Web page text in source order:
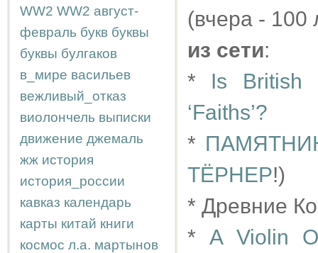
WW2 WW2 август-
февраль букв буквы
буквы булгаков
в_мире васильев
вежливый_отказ
виолончель выписки
движение джемаль
жж история
история_россии
кавказ календарь
карты китай книги
космос л.а. мартынов
(вчера - 100
из сети:
* Is British
‘Faiths’?
*
ТЁРНЕР!)
* Древние
*A Violin